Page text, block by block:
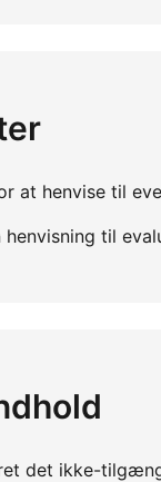
at henvise til
henvisning til
det ikke-